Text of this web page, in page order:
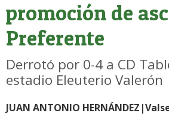
promoción de
Preferente
Derrotó por 0-4 a CD
estadio Eleuterio Valerón
JUAN ANTONIO